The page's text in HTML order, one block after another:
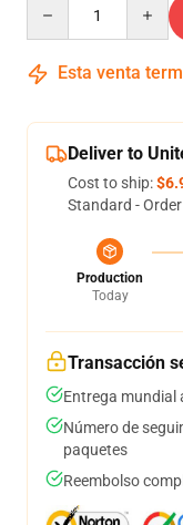
Esta venta
Deliver to
Cost to ship:
Standard -
Production
Today
Transacción
Entrega mundial
Número de
paquetes
Reembolso